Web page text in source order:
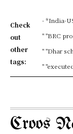
Check
out
other
tags:
- *India-
" "BRC
" "Dhar
"
Croos